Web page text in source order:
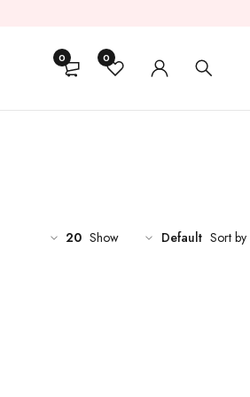
0
0
Sort by
Default
Show
20